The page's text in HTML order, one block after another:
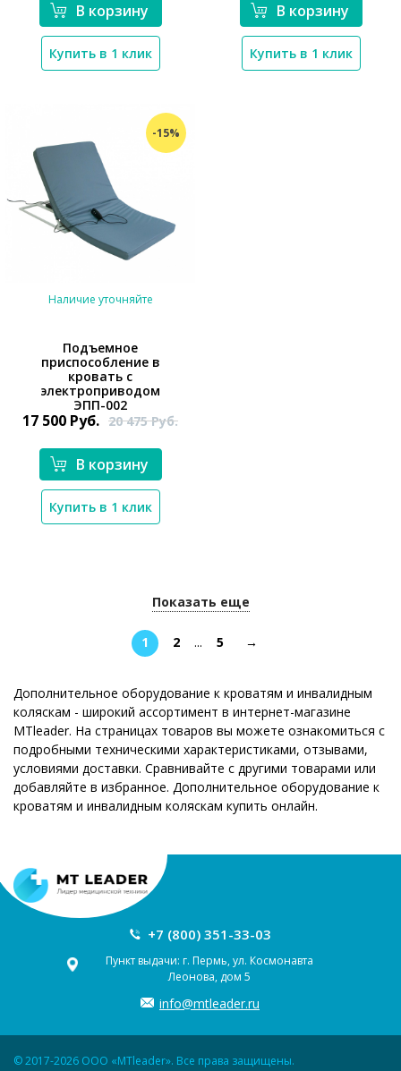
В корзину
Купить в 1 клик
В корзину
Купить в 1 клик
-15%
*}
Наличие уточняйте
Подъемное
приспособление в
кровать с
электроприводом
ЭПП-002
17 500 Руб. 20 475Руб.
В корзину
Купить в 1 клик
Показать еще
1 2 ... 5 →
Дополнительное оборудование к кроватям и инвалидным
коляскам - широкий ассортимент в интернет-магазине
MTleader. На страницах товаров вы можете ознакомиться с
подробными техническими характеристиками, отзывами,
условиями доставки. Сравнивайте с другими товарами или
добавляйте в избранное. Дополнительное оборудование к
кроватям и инвалидным коляскам купить онлайн.
+7 (800) 351-33-03
Пункт выдачи: г. Пермь, ул. Космонавта
Леонова, дом 5
info@mtleader.ru
© 2017-2026 ООО «MTleader». Все права защищены.